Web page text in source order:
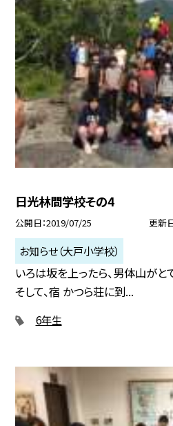
日光林間学校その4
公開日 2019/07/25 更新
お知らせ（大戸小学校）
いろは坂を上ったら、男体山がと
そして、宿 かつら荘に到...
6年生